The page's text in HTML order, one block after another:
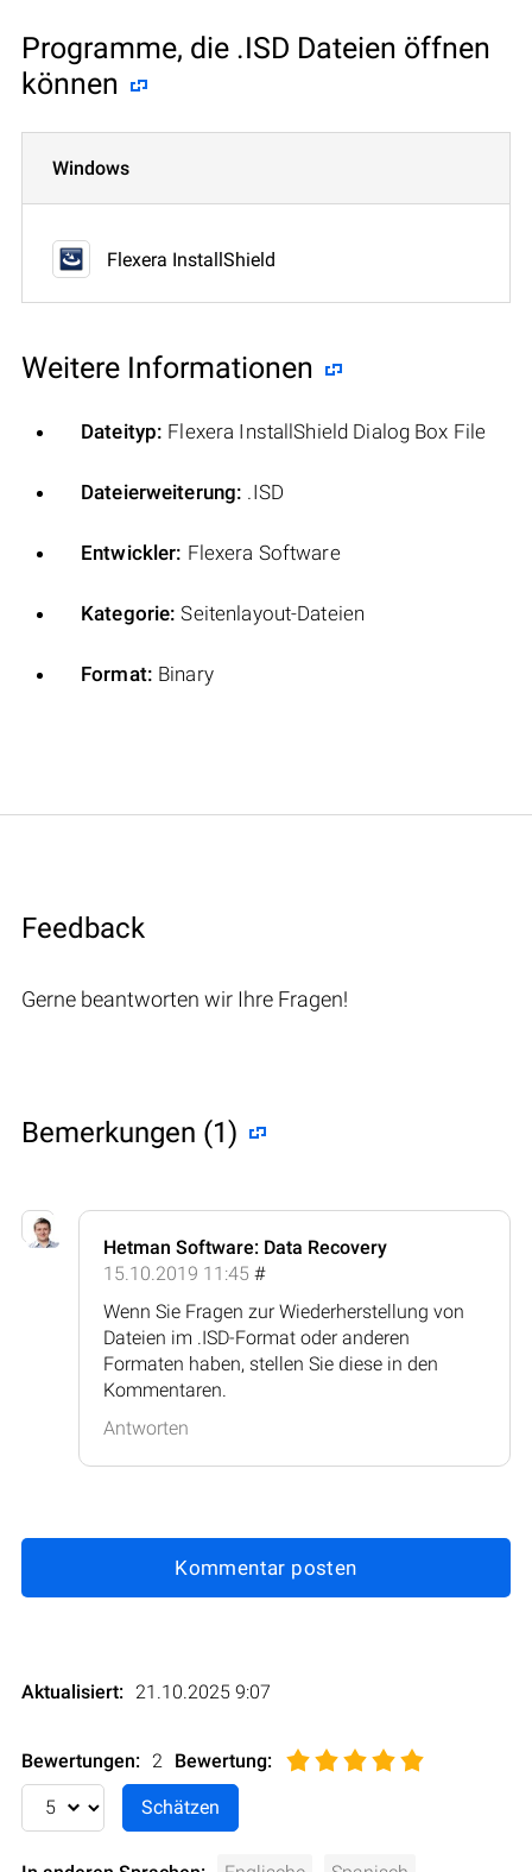
Programme, die .ISD Dateien öffnen
können
Windows
Flexera InstallShield
Weitere Informationen
Dateityp: Flexera InstallShield Dialog Box File
Dateierweiterung: .ISD
Entwickler: Flexera Software
Kategorie: Seitenlayout-Dateien
Format: Binary
Feedback
Gerne beantworten wir Ihre Fragen!
Bemerkungen (1)
Hetman Software: Data Recovery
15.10.2019 11:45 #
Wenn Sie Fragen zur Wiederherstellung von
Dateien im .ISD-Format oder anderen
Formaten haben, stellen Sie diese in den
Kommentaren.
Antworten
Kommentar posten
Aktualisiert: 21.10.2025 9:07
Bewertungen: 2 Bewertung: